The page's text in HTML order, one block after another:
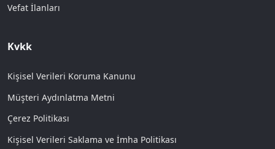
Vefat İlanları
Kvkk
Kişisel Verileri Koruma Kanunu
Müşteri Aydınlatma Metni
Çerez Politikası
Kişisel Verileri Saklama ve İmha Politikası